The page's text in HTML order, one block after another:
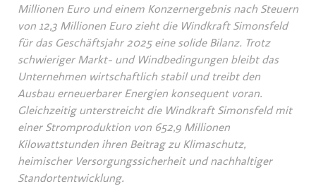
Millionen Euro und einem Konzernergebnis nach Steuern
von 12,3 Millionen Euro zieht die Windkraft Simonsfeld
für das Geschäftsjahr 2025 eine solide Bilanz. Trotz
schwieriger Markt- und Windbedingungen bleibt das
Unternehmen wirtschaftlich stabil und treibt den
Ausbau erneuerbarer Energien konsequent voran.
Gleichzeitig unterstreicht die Windkraft Simonsfeld mit
einer Stromproduktion von 652,9 Millionen
Kilowattstunden ihren Beitrag zu Klimaschutz,
heimischer Versorgungssicherheit und nachhaltiger
Standortentwicklung.